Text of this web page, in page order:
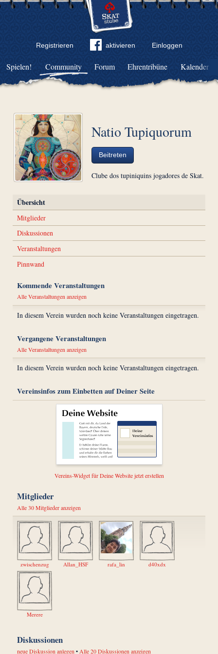
Registrieren aktivieren Einloggen
Community Forum Ehrentribüne Kalender
Spielen!
Natio Tupiquorum
Beitreten
Clube dos tupiniquins jogadores de Skat.
Übersicht
Mitglieder
Diskussionen
Veranstaltungen
Pinnwand
Kommende Veranstaltungen
Alle Veranstaltungen anzeigen
In diesem Verein wurden noch keine Veranstaltungen eingetragen.
Vergangene Veranstaltungen
Alle Veranstaltungen anzeigen
In diesem Verein wurden noch keine Veranstaltungen eingetragen.
Vereinsinfos zum Einbetten auf Deiner Seite
Vereins-Widget für Deine Website jetzt erstellen
Mitglieder
Alle 30 Mitglieder anzeigen
zwischenzug Allan_HSF rafa_lin d40xdx
Merere
Diskussionen
neue Diskussion anlegen • Alle 20 Diskussionen anzeigen